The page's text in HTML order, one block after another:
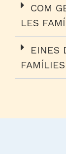
COM
LES
EINES